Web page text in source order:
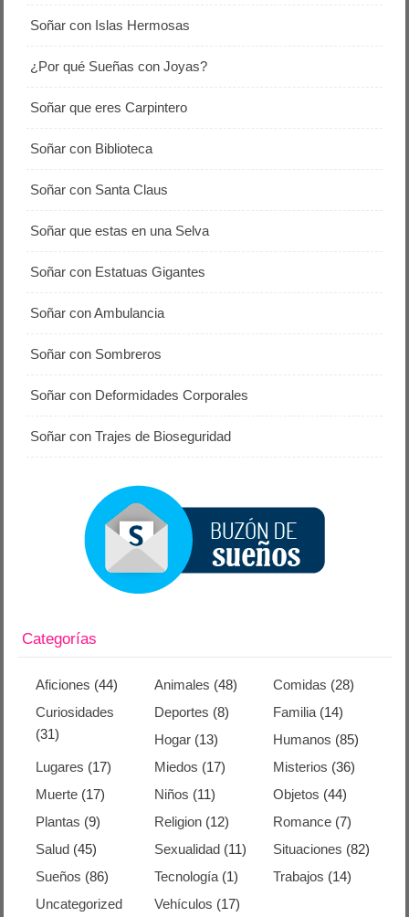
Soñar con Islas Hermosas
¿Por qué Sueñas con Joyas?
Soñar que eres Carpintero
Soñar con Biblioteca
Soñar con Santa Claus
Soñar que estas en una Selva
Soñar con Estatuas Gigantes
Soñar con Ambulancia
Soñar con Sombreros
Soñar con Deformidades Corporales
Soñar con Trajes de Bioseguridad
Categorías
Aficiones (44) Animales (48) Comidas (28)
Curiosidades
(31)
Deportes (8) Familia(14)
Hogar (13) Humanos (85)
Lugares (17) Miedos (17) Misterios (36)
Muerte (17) Niños (11) Objetos (44)
Plantas (9) Religion (12) Romance(7)
Salud (45) Sexualidad (11) Situaciones (82)
Sueños (86) Tecnología (1) Trabajos (14)
Uncategorized
Vehículos (17)